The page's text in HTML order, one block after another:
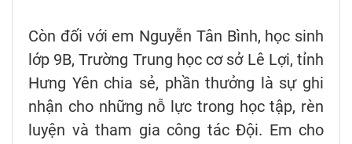
Còn đối với em Nguyễn Tân Bình, học sinh
lớp 9B, Trường Trung học cơ sở Lê Lợi, tỉnh
Hưng Yên chia sẻ, phần thưởng là sự ghi
nhận cho những nỗ lực trong học tập, rèn
luyện và tham gia công tác Đội. Em cho